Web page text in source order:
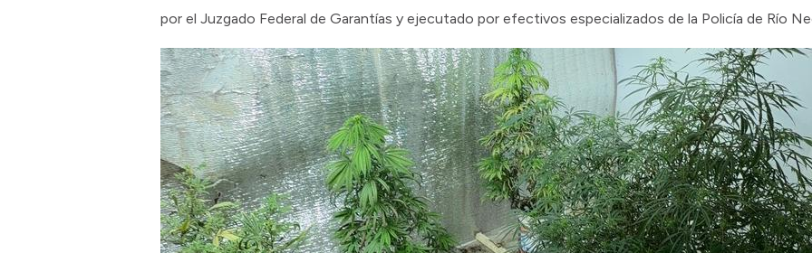
por el Juzgado Federal de Garantías y ejecutado por efectivos especializados de la Policía de Río